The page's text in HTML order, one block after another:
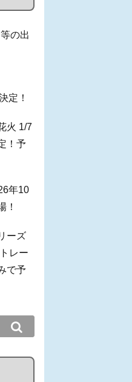
の出
定！
火 1/7
！予
年10
！
ーズ
レー
で予